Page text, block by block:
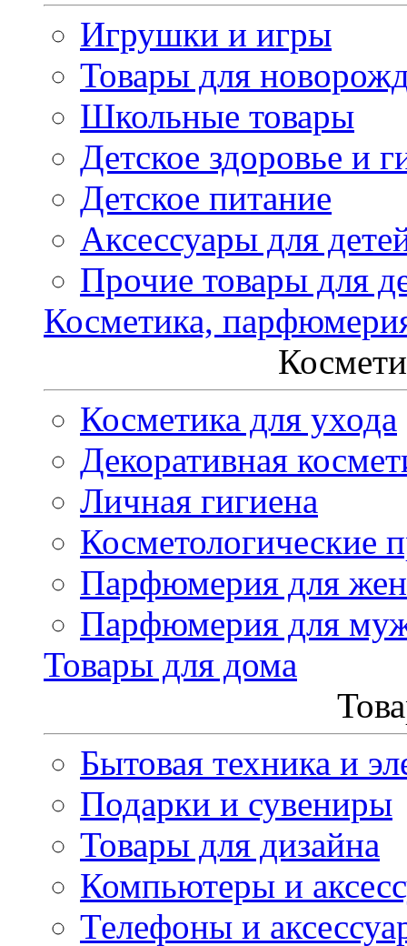
Игрушки и игры
Товары для
Школьные товары
Детское здоровье и
Детское питание
Аксессуары для
Прочие товары для
Косметика,
Косметика для ухода
Декоративная
Личная гигиена
Косметологические
Парфюмерия для
Парфюмерия для
Товары для дома
Бытовая техника и
Подарки и сувениры
Товары для дизайна
Компьютеры и
Телефоны и